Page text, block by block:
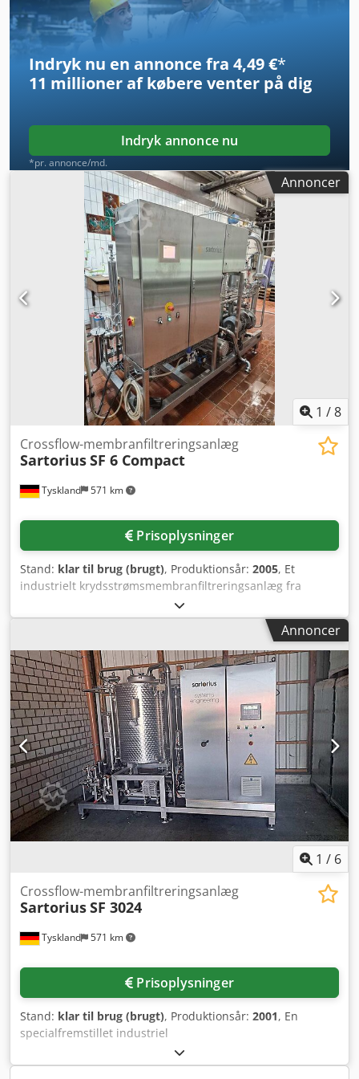
Indryk nu en annonce fra 4,49 €*
11 millioner af købere venter på dig
Indryk annonce nu
*pr. annonce/md.
Annoncer
1 /8
Tyskland 571 km
Crossflow-membranfiltreringsanlæg
SartoriusSF 6 Compact
Prisoplysninger
Stand: klar til brug (brugt), Produktionsår: 2005, Et
industrielt krydsstrømsmembranfiltreringsanlæg fra
Sartorius er tilgængeligt. Membranmoduler: 6,
membranernes alder: ca. 3,5 år, filtreringskapacitet
(hvidvin): 5000-6000 l/t, maskinens dimensioner X/Y/Z: ca.
2400 mm/1300 mm/2150 mm. Dokumentation foreligger.
En inspektion på stedet er mulig. Djdpszmh Sxsfx Aahskr
Annoncer
1 / 6
Tyskland 571 km
Crossflow-membranfiltreringsanlæg
SartoriusSF 3024
Prisoplysninger
Stand: klar til brug (brugt), Produktionsår: 2001, En
specialfremstillet industriel
krydsstrømsmembranfiltreringsanlæg fra Sartorius er
tilgængelig. Filtreringsmetode: Tangentialstrømsfiltrering,